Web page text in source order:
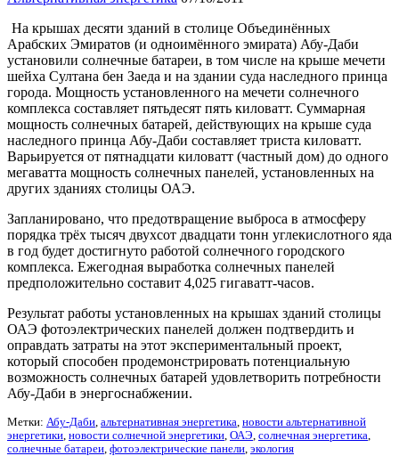
На крышах десяти зданий в столице Объединённых
Арабских Эмиратов (и одноимённого эмирата) Абу-Даби
установили солнечные батареи, в том числе на крыше мечети
шейха Султана бен Заеда и на здании суда наследного принца
города. Мощность установленного на мечети солнечного
комплекса составляет пятьдесят пять киловатт. Суммарная
мощность солнечных батарей, действующих на крыше суда
наследного принца Абу-Даби составляет триста киловатт.
Варьируется от пятнадцати киловатт (частный дом) до одного
мегаватта мощность солнечных панелей, установленных на
других зданиях столицы ОАЭ.
Запланировано, что предотвращение выброса в атмосферу
порядка трёх тысяч двухсот двадцати тонн углекислотного яда
в год будет достигнуто работой солнечного городского
комплекса. Ежегодная выработка солнечных панелей
предположительно составит 4,025 гигаватт-часов.
Результат работы установленных на крышах зданий столицы
ОАЭ фотоэлектрических панелей должен подтвердить и
оправдать затраты на этот экспериментальный проект,
который способен продемонстрировать потенциальную
возможность солнечных батарей удовлетворить потребности
Абу-Даби в энергоснабжении.
Метки: Абу-Даби, альтернативная энергетика, новости альтернативной
энергетики, новости солнечной энергетики, ОАЭ, солнечная энергетика,
солнечные батареи, фотоэлектрические панели, экология